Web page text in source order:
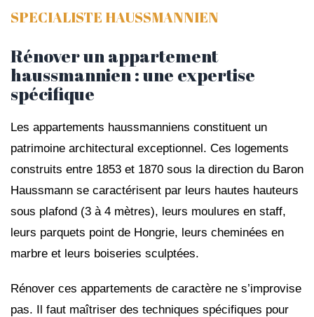
SPECIALISTE HAUSSMANNIEN
Rénover un appartement
haussmannien : une expertise
spécifique
Les appartements haussmanniens constituent un
patrimoine architectural exceptionnel. Ces logements
construits entre 1853 et 1870 sous la direction du Baron
Haussmann se caractérisent par leurs hautes hauteurs
sous plafond (3 à 4 mètres), leurs moulures en staff,
leurs parquets point de Hongrie, leurs cheminées en
marbre et leurs boiseries sculptées.
Rénover ces appartements de caractère ne s’improvise
pas. Il faut maîtriser des techniques spécifiques pour